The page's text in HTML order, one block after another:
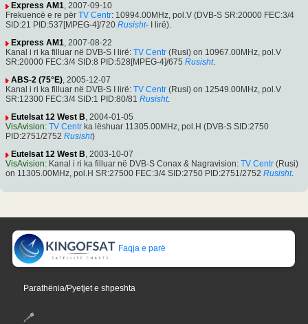
Express AM1, 2007-09-10
Frekuencë e re për TV Centr: 10994.00MHz, pol.V (DVB-S SR:20000 FEC:3/4
SID:21 PID:537[MPEG-4]/720 Rusisht- I lirë).
Express AM1, 2007-08-22
Kanal i ri ka filluar në DVB-S I lirë: TV Centr (Rusi) on 10967.00MHz, pol.V
SR:20000 FEC:3/4 SID:8 PID:528[MPEG-4]/675 Rusisht.
ABS-2 (75°E), 2005-12-07
Kanal i ri ka filluar në DVB-S I lirë: TV Centr (Rusi) on 12549.00MHz, pol.V
SR:12300 FEC:3/4 SID:1 PID:80/81 Rusisht.
Eutelsat 12 West B, 2004-01-05
VisAvision: TV Centr ka lëshuar 11305.00MHz, pol.H (DVB-S SID:2750
PID:2751/2752 Rusisht)
Eutelsat 12 West B, 2003-10-07
VisAvision: Kanal i ri ka filluar në DVB-S Conax & Nagravision: TV Centr (Rusi)
on 11305.00MHz, pol.H SR:27500 FEC:3/4 SID:2750 PID:2751/2752 Rusisht.
Faqja e parë
Parathënia/Pyetjet e shpeshta